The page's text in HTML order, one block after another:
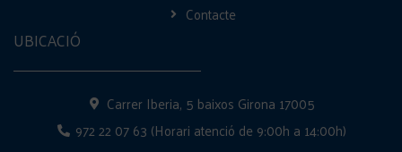
Contacte
UBICACIÓ
Carrer Iberia, 5 baixos Girona 17005
972 22 07 63 (Horari atenció de 9:00h a 14:00h)